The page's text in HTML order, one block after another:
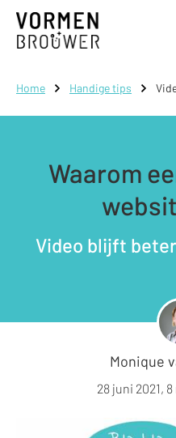
Home Handige tips
Waarom
Video blijft
Monique
28 juni 2021,